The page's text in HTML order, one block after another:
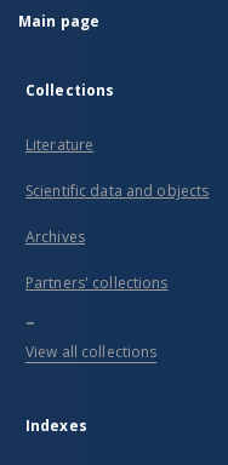
Main page
Collections
Literature
Scientific data and objects
Archives
Partners' collections
...
View all collections
Indexes